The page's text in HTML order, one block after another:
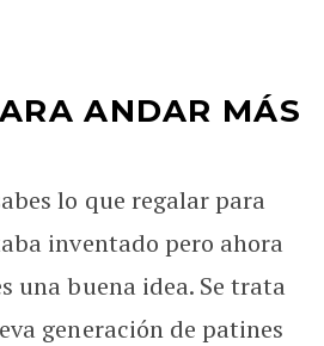
ANDAR MÁS
lo que regalar para
inventado pero ahora
una buena idea. Se trata
generación de patines